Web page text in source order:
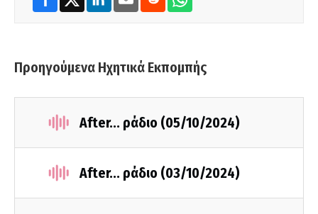
Προηγούμενα Ηχητικά Εκπομπής
After... ράδιο (05/10/2024)
After... ράδιο (03/10/2024)